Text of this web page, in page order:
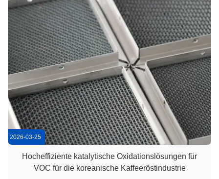
2026-03-25
Hocheffiziente katalytische Oxidationslösungen für
VOC für die koreanische Kaffeeröstindustrie